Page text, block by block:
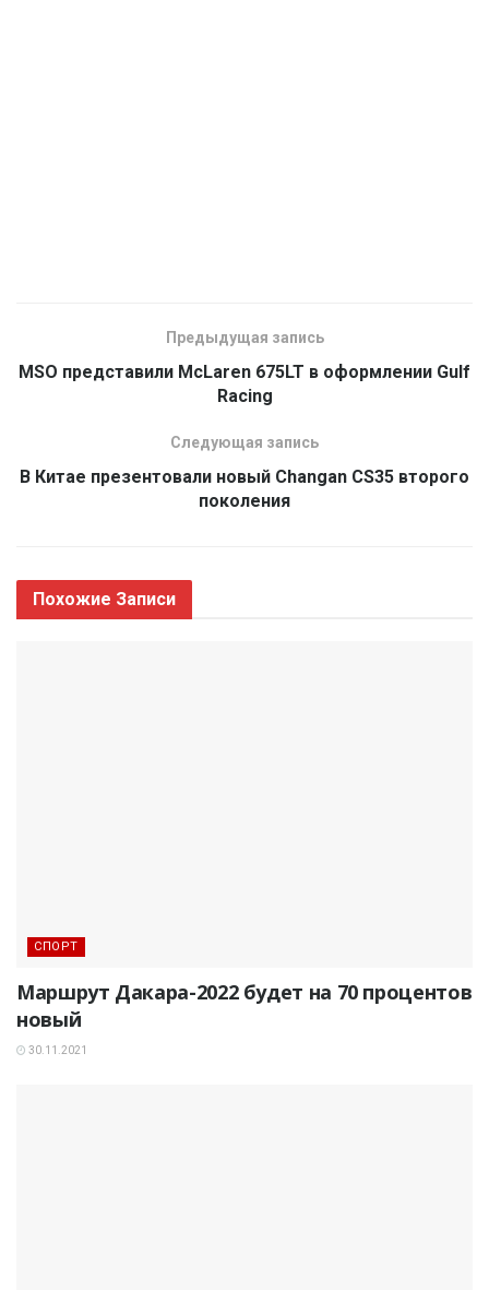
Предыдущая запись
MSO представили McLaren 675LT в оформлении Gulf
Racing
Следующая запись
В Китае презентовали новый Changan CS35 второго
поколения
Похожие Записи
СПОРТ
Маршрут Дакара-2022 будет на 70 процентов
новый
30.11.2021